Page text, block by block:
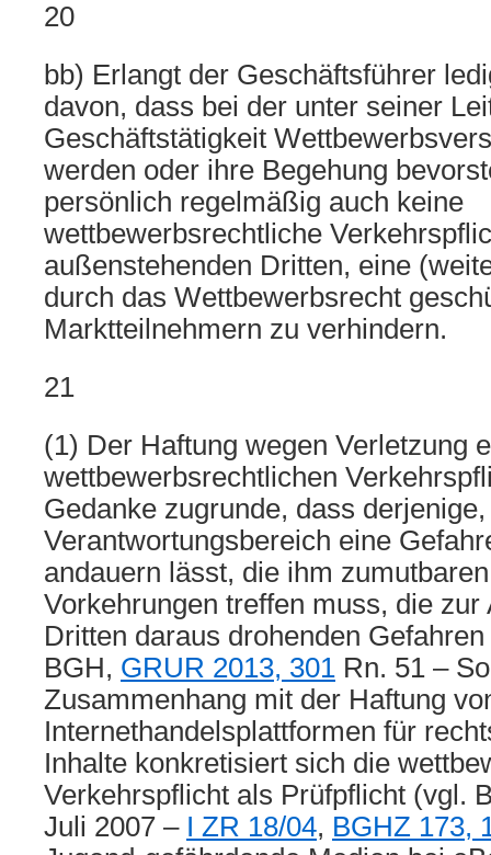
20
bb) Erlangt der Geschäftsführer
davon, dass bei der unter seiner
Geschäftstätigkeit
werden oder ihre Begehung
persönlich regelmäßig auch keine
wettbewerbsrechtliche
außenstehenden Dritten, eine
durch das Wettbewerbsrecht
Marktteilnehmern zu verhindern.
21
(1) Der Haftung wegen Verletzung
wettbewerbsrechtlichen
Gedanke zugrunde, dass
Verantwortungsbereich eine
andauern lässt, die ihm
Vorkehrungen treffen muss, die zur
Dritten daraus drohenden
BGH, GRUR 2013, 301 Rn. 51 –
Zusammenhang mit der Haftung
Internethandelsplattformen für
Inhalte konkretisiert sich die
Verkehrspflicht als Prüfpflicht (vgl.
Juli 2007 – I ZR 18/04, BGHZ 173,